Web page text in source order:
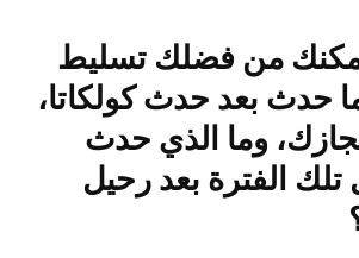
من فضلك تسليط
حدث بعد حدث كولكاتا،
وما الذي حدث
الفترة بعد رحيل